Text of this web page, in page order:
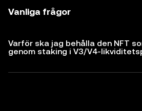
Vanliga frågor
Varför ska jag behålla den NFT
genom staking i V3/V4-